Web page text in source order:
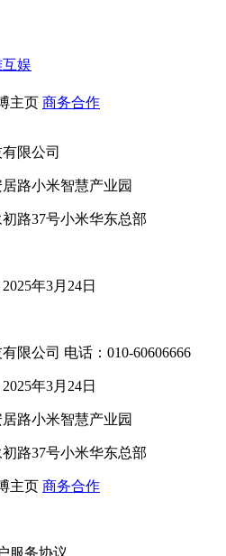
娱
主页 商务合作
限公司
路小米智慧产业园
路37号小米华东总部
年3月24日
限公司 电话：010-60606666
年3月24日
路小米智慧产业园
路37号小米华东总部
主页 商务合作
服务协议